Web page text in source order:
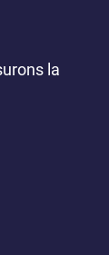
la